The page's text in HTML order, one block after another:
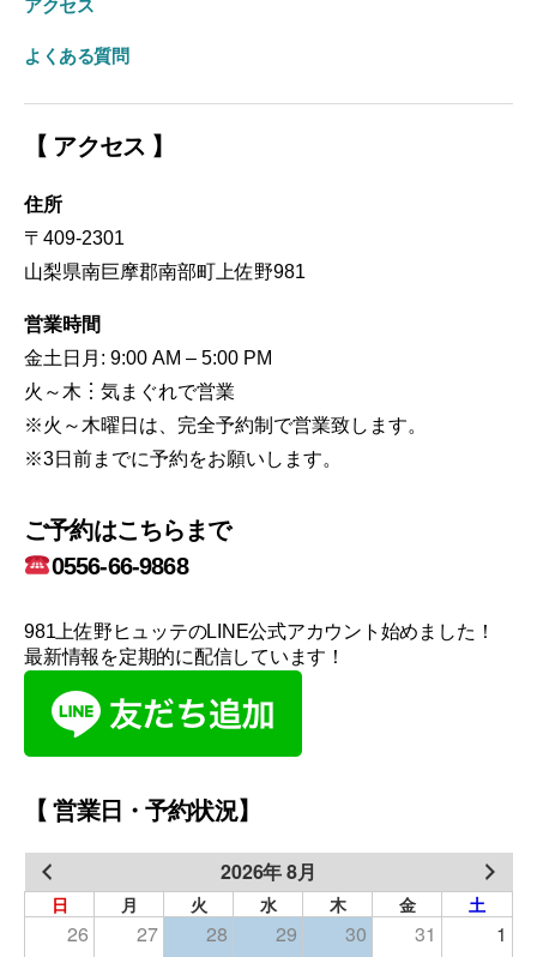
アクセス
よくある質問
【 アクセス 】
住所
〒409-2301
山梨県南巨摩郡南部町上佐野981
営業時間
金土日月: 9:00 AM – 5:00 PM
火～木︙気まぐれで営業
※火～木曜日は、完全予約制で営業致します。
※3日前までに予約をお願いします。
ご予約はこちらまで
0556-66-9868
981上佐野ヒュッテのLINE公式アカウント始めました！
最新情報を定期的に配信しています！
【 営業日・予約状況】
2026年 8月
日 月 火 水 木 金 土
26 27 28 29 30 31 1